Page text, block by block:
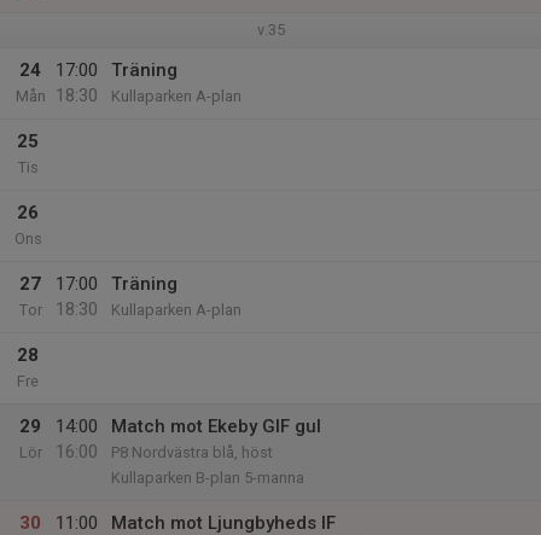
v.35
24
Mån
17:00
18:30
Träning
Kullaparken A-plan
25
Tis
26
Ons
27
Tor
17:00
18:30
Träning
Kullaparken A-plan
28
Fre
29
Lör
14:00
16:00
Match mot Ekeby GIF gul
P8 Nordvästra blå, höst
Kullaparken B-plan 5-manna
30
11:00
Match mot Ljungbyheds IF